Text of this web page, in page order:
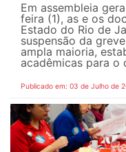
Em assembleia
feira (1), as e os
Estado do Rio de
suspensão da
ampla maioria,
acadêmicas para o
Publicado em: 03 de Julho de